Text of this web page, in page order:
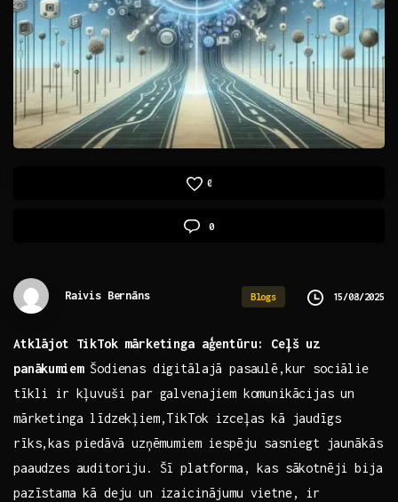
0
0
Raivis Bernāns Blogs 15/08/2025
Atklājot TikTok mārketinga aģentūru: Ceļš uz
panākumiemŠodienas digitālajā pasaulē,kur sociālie
tīkli ir kļuvuši par galvenajiem komunikācijas un
mārketinga līdzekļiem,TikTok izceļas kā jaudīgs
rīks,kas⁤ piedāvā uzņēmumiem iespēju sasniegt jaunākās
paaudzes auditoriju. Šī platforma, kas sākotnēji bija
pazīstama kā deju un izaicinājumu vietne, ir